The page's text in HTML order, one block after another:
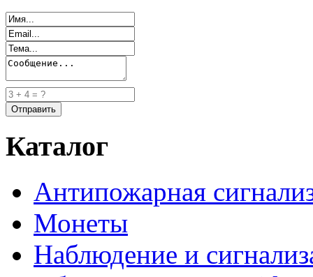
Каталог
Антипожарная
Монеты
Наблюдение и